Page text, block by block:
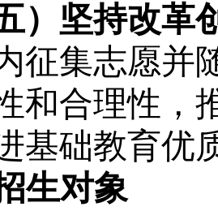
五）坚持改革
征集志愿并
和合理性，
基础教育优
生对象